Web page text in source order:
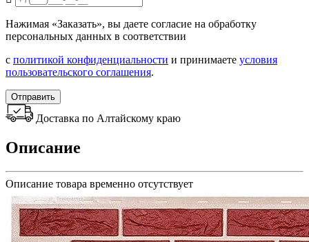
Нажимая «Заказать», вы даете согласие на обработку
персональных данных в соответствии
с политикой конфиденциальности и принимаете условия
пользовательского соглашения.
Отправить
Доставка по Алтайскому краю
Описание
Описание товара временно отсутствует